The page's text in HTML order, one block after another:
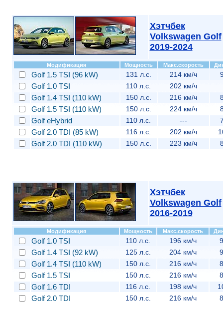
Хэтчбек
Volkswagen Golf
2019-2024
Модификация Мощность Макс.скорость
Golf 1.5 TSI (96 kW) 131 л.с. 214 км/ч
Golf 1.0 TSI 110 л.с. 202 км/ч
Golf 1.4 TSI (110 kW) 150 л.с. 216 км/ч
Golf 1.5 TSI (110 kW) 150 л.с. 224 км/ч
Golf eHybrid 110 л.с. ---
Golf 2.0 TDI (85 kW) 116 л.с. 202 км/ч
Golf 2.0 TDI (110 kW) 150 л.с. 223 км/ч
Хэтчбек
Volkswagen Golf
2016-2019
Модификация Мощность Макс.скорость
Golf 1.0 TSI 110 л.с. 196 км/ч
Golf 1.4 TSI (92 kW) 125 л.с. 204 км/ч
Golf 1.4 TSI (110 kW) 150 л.с. 216 км/ч
Golf 1.5 TSI 150 л.с. 216 км/ч
Golf 1.6 TDI 116 л.с. 198 км/ч
Golf 2.0 TDI 150 л.с. 216 км/ч